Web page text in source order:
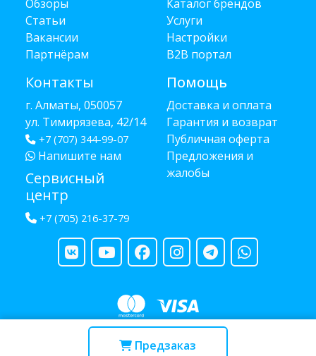
Предзаказ
Обзоры
Статьи
Вакансии
Партнёрам
Контакты
г. Алматы, 050057
ул. Тимирязева, 42/14
+7 (707) 344-99-07
Напишите нам
Сервисный
центр
+7 (705) 216-37-79
Каталог брендов
Услуги
Настройки
B2B портал
Помощь
Доставка и оплата
Гарантия и возврат
Публичная оферта
Предложения и
жалобы
Copyright © 2013 - 2026 RUBA - разработано